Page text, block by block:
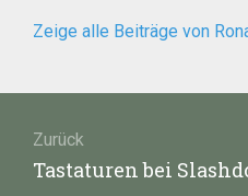
Zeige alle Beiträge von
Zurück
Vorheriger
Tastaturen bei